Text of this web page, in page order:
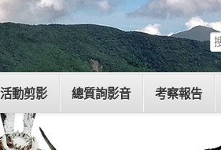
活動剪影 總質詢影音 考察報告